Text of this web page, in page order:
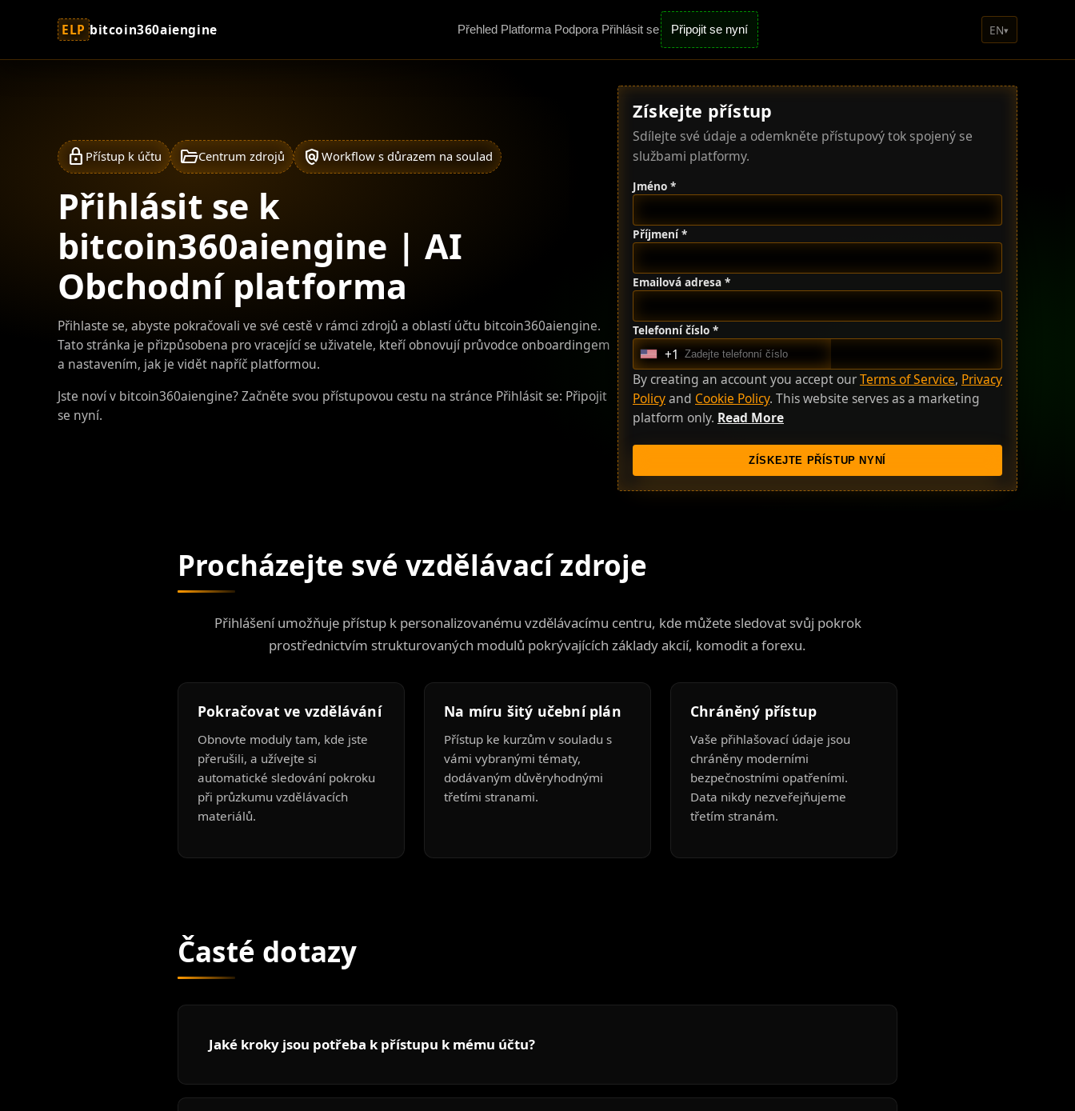
ELP bitcoin360aiengine Přehled Platforma Podpora Přihlásit se Připojit se nyní EN▾
lock Přístup k účtu folder_openCentrum zdrojů policy Workflow s důrazem na soulad
Přihlásit se k
bitcoin360aiengine | AI
Obchodní platforma
Přihlaste se, abyste pokračovali ve své cestě v rámci zdrojů a oblastí účtu bitcoin360aiengine.
Tato stránka je přizpůsobena pro vracející se uživatele, kteří obnovují průvodce onboardingem
a nastavením, jak je vidět napříč platformou.
Jste noví v bitcoin360aiengine? Začněte svou přístupovou cestu na stránce Přihlásit se: Připojit
se nyní.
Získejte přístup
Sdílejte své údaje a odemkněte přístupový tok spojený se
službami platformy.
Jméno *
Příjmení *
Emailová adresa *
Telefonní číslo *
U
n
i
t
S
t
+1
By creating an account you accept ourTerms of Service, Privacy
Policyand Cookie Policy. This website serves as a marketing
platform only. Read More
ZÍSKEJTE PŘÍSTUP NYNÍ
Procházejte své vzdělávací zdroje
Přihlášení umožňuje přístup k personalizovanému vzdělávacímu centru, kde můžete sledovat svůj pokrok
prostřednictvím strukturovaných modulů pokrývajících základy akcií, komodit a forexu.
Pokračovat ve vzdělávání
Obnovte moduly tam, kde jste
přerušili, a užívejte si
automatické sledování pokroku
při průzkumu vzdělávacích
materiálů.
Na míru šitý učební plán
Přístup ke kurzům v souladu s
vámi vybranými tématy,
dodávaným důvěryhodnými
třetími stranami.
Chráněný přístup
Vaše přihlašovací údaje jsou
chráněny moderními
bezpečnostními opatřeními.
Data nikdy nezveřejňujeme
třetím stranám.
Časté dotazy
Jaké kroky jsou potřeba k přístupu k mému účtu?